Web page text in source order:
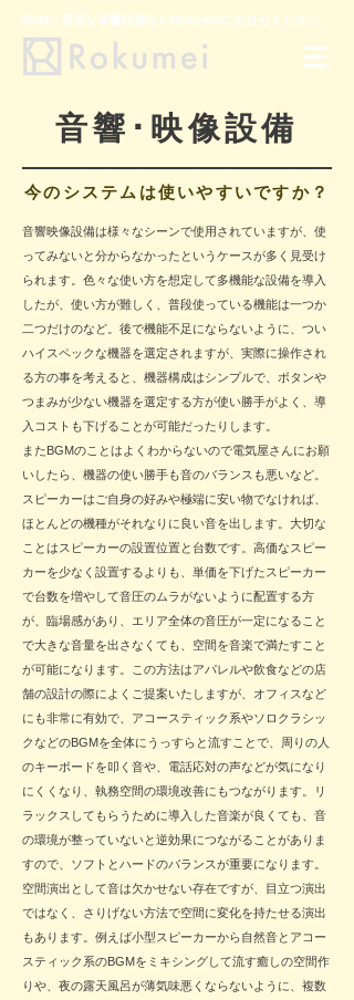
​BGMに最適な音響設備ならRokumeiにお任せください。
​音響･映像設備
今のシステムは使いやすいですか？
​音響映像設備は様々なシーンで使用されていますが、使
ってみないと分からなかったというケースが多く見受け
られます。色々な使い方を想定して多機能な設備を導入
したが、使い方が難しく、普段使っている機能は一つか
二つだけのなど。後で機能不足にならないように、つい
ハイスペックな機器を選定されますが、実際に操作され
る方の事を考えると、機器構成はシンプルで、ボタンや
つまみが少ない機器を選定する方が使い勝手がよく、導
入コストも下げることが可能だったりします。
またBGMのことはよくわからないので電気屋さんにお願
いしたら、機器の使い勝手も音のバランスも悪いなど。
スピーカーはご自身の好みや極端に安い物でなければ、
ほとんどの機種がそれなりに良い音を出します。大切な
ことはスピーカーの設置位置と台数です。高価なスピー
カーを少なく設置するよりも、単価を下げたスピーカー
で台数を増やして音圧のムラがないように配置する方
が、臨場感があり、エリア全体の音圧が一定になること
で大きな音量を出さなくても、空間を音楽で満たすこと
が可能になります。この方法はアパレルや飲食などの店
舗の設計の際によくご提案いたしますが、オフィスなど
にも非常に有効で、アコースティック系やソロクラシッ
クなどのBGMを全体にうっすらと流すことで、周りの人
のキーボードを叩く音や、電話応対の声などが気になり
にくくなり、執務空間の環境改善にもつながります。リ
ラックスしてもらうために導入した音楽が良くても、音
の環境が整っていないと逆効果につながることがありま
すので、ソフトとハードのバランスが重要になります。
​空間演出として音は欠かせない存在ですが、目立つ演出
ではなく、さりげない方法で空間に変化を持たせる演出
もあります。例えば小型スピーカーから自然音とアコー
スティック系のBGMをミキシングして流す癒しの空間作
りや、夜の露天風呂が薄気味悪くならないように、複数